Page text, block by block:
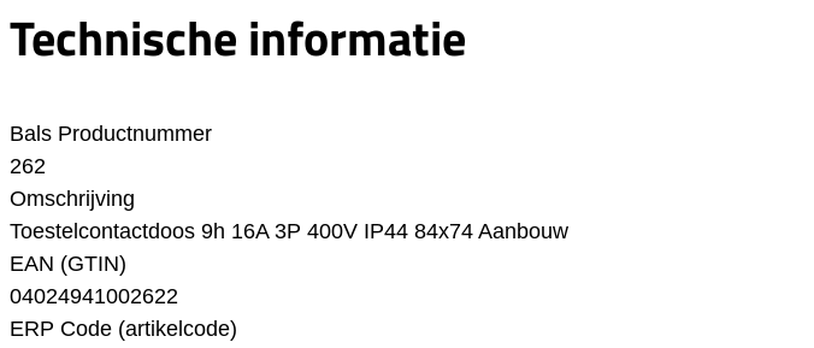
Technische informatie
Bals Productnummer
262
Omschrijving
Toestelcontactdoos 9h 16A 3P 400V IP44 84x74 Aanbouw
EAN (GTIN)
04024941002622
ERP Code (artikelcode)